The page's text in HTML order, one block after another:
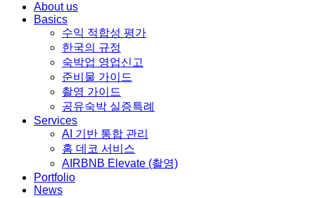
About us
Basics
수익 적합성 평가
한국의 규정
숙박업 영업신고
준비물 가이드
촬영 가이드
공유숙박 실증특례
Services
AI 기반 통합 관리
홈 데코 서비스
AIRBNB Elevate (촬영)
Portfolio
News